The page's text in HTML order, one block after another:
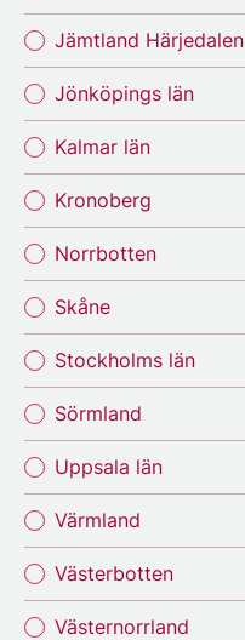
Jämtland Härjedalen
Jönköpings län
Kalmar län
Kronoberg
Norrbotten
Skåne
Stockholms län
Sörmland
Uppsala län
Värmland
Västerbotten
Västernorrland